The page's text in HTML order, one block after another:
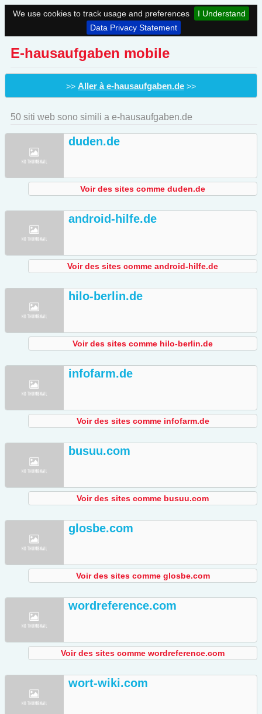
We use cookies to track usage and preferences
I Understand
Data Privacy Statement
E-hausaufgaben mobile
>> Aller à e-hausaufgaben.de >>
50 siti web sono simili a e-hausaufgaben.de
duden.de
Voir des sites comme duden.de
android-hilfe.de
Voir des sites comme android-hilfe.de
hilo-berlin.de
Voir des sites comme hilo-berlin.de
infofarm.de
Voir des sites comme infofarm.de
busuu.com
Voir des sites comme busuu.com
glosbe.com
Voir des sites comme glosbe.com
wordreference.com
Voir des sites comme wordreference.com
wort-wiki.com